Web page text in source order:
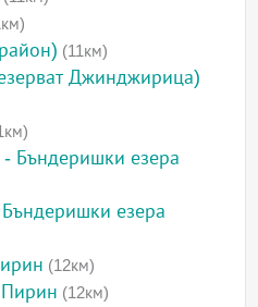
(11км)
Джинджирица)
Бъндеришки езера
езера
(12км)
(12км)